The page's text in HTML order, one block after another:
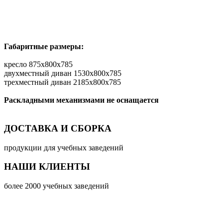
Габаритные размеры:
кресло 875x800x785
двухместный диван 1530x800x785
трехместный диван 2185x800x785
Раскладными механизмами не оснащается
ДОСТАВКА И СБОРКА
продукции для учебных заведений
НАШИ КЛИЕНТЫ
более 2000 учебных заведений